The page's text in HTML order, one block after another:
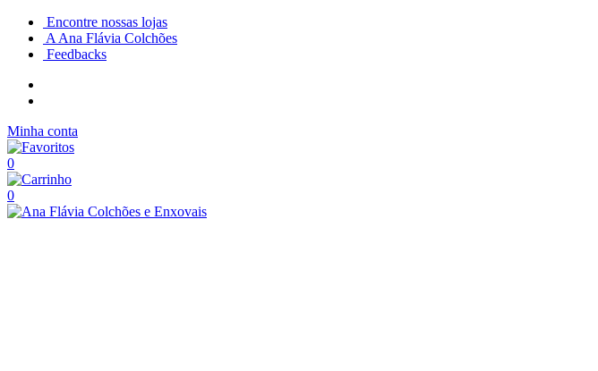
Encontre nossas lojas
A Ana Flávia Colchões
Feedbacks
Minha conta
0
0